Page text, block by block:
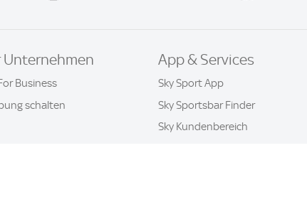
Unternehmen
Business
schalten
App & Services
Sky Sport App
Sky Sportsbar Finder
Sky Kundenbereich